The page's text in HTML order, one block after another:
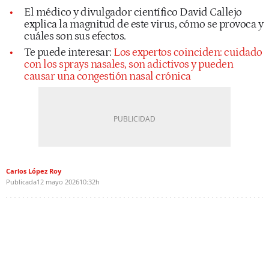
El médico y divulgador científico David Callejo
explica la magnitud de este virus, cómo se provoca y
cuáles son sus efectos.
Te puede interesar: Los expertos coinciden: cuidado
con los sprays nasales, son adictivos y pueden
causar una congestión nasal crónica
Carlos López Roy
Publicada12 mayo 202610:32h